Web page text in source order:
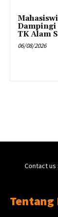
Dampingi
TK Alam
06/08/2026
Contact us
Tentang